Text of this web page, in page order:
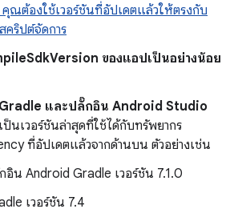
คุณต้องใช้เวอร์ชันที่อัปเดตแล้วให้ตรงกับ
คริปต์จัดการ
ของแอปเป็นอย่างน้อย
และปลั๊กอิน Android Studio
เป็นเวอร์ชันล่าสุดที่ใช้ได้กับทรัพยากร
ที่อัปเดตแล้วจากด้านบน ตัวอย่างเช่น
อิน Android Gradle เวอร์ชัน 7.1.0
เวอร์ชัน 7.4